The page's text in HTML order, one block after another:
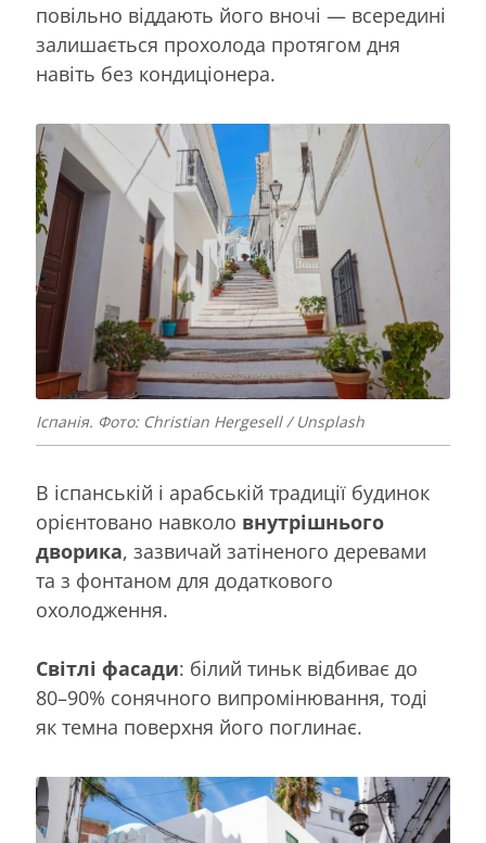
повільно віддають його вночі — всередині
залишається прохолода протягом дня
навіть без кондиціонера.
Іспанія. Фото: Christian Hergesell / Unsplash
В іспанській і арабській традиції будинок
орієнтовано навколо внутрішнього
дворика, зазвичай затіненого деревами
та з фонтаном для додаткового
охолодження.
Світлі фасади: білий тиньк відбиває до
80–90% сонячного випромінювання, тоді
як темна поверхня його поглинає.